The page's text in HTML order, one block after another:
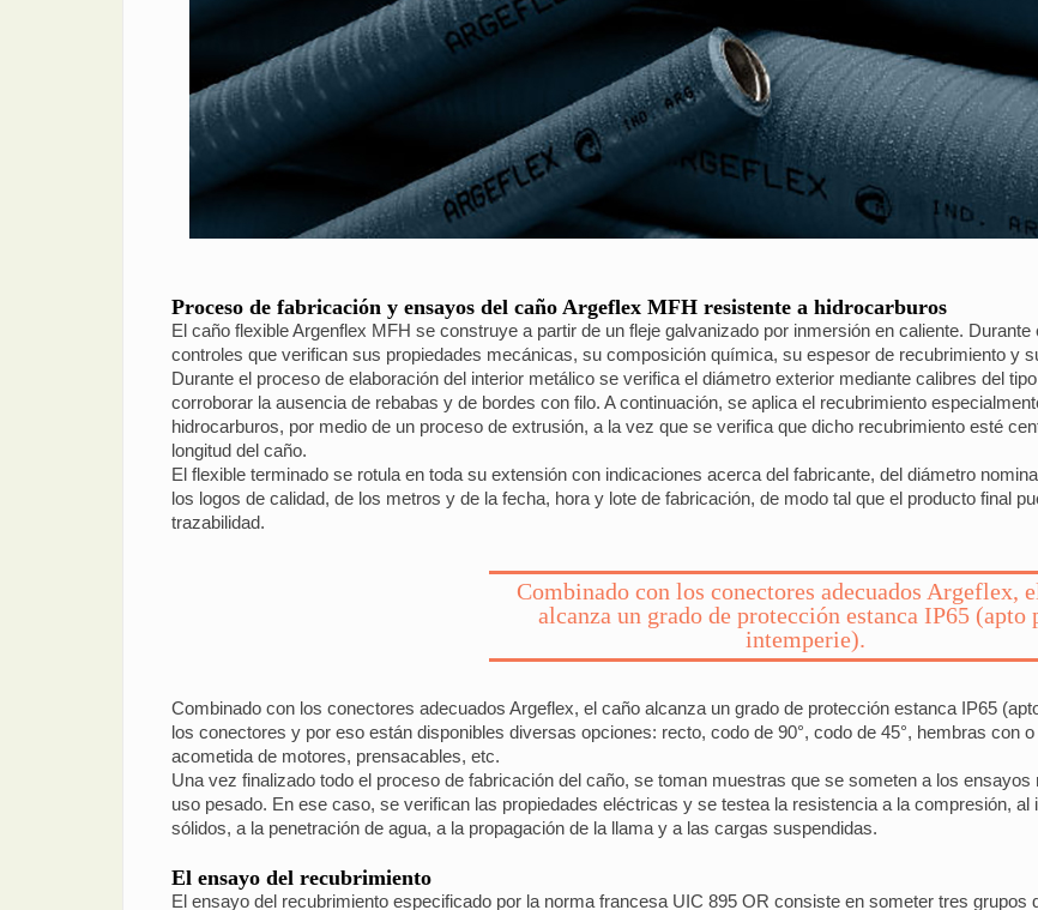
Proceso de fabricación y ensayos del caño Argeflex MFH resistente a hidrocarburos
El caño flexible Argenflex MFH se construye a partir de un fleje galvanizado por inmersión en caliente.
controles que verifican sus propiedades mecánicas, su composición química, su espesor de recubrimiento y
Durante el proceso de elaboración del interior metálico se verifica el diámetro exterior mediante calibres del
corroborar la ausencia de rebabas y de bordes con filo. A continuación, se aplica el recubrimiento
hidrocarburos, por medio de un proceso de extrusión, a la vez que se verifica que dicho recubrimiento esté
longitud del caño.
El flexible terminado se rotula en toda su extensión con indicaciones acerca del fabricante, del diámetro
los logos de calidad, de los metros y de la fecha, hora y lote de fabricación, de modo tal que el producto final
trazabilidad.
Combinado con los conectores adecuados Argeflex,
alcanza un grado de protección estanca IP65 (apto
intemperie).
Combinado con los conectores adecuados Argeflex, el caño alcanza un grado de protección estanca IP65
los conectores y por eso están disponibles diversas opciones: recto, codo de 90°, codo de 45°, hembras con
acometida de motores, prensacables, etc.
Una vez finalizado todo el proceso de fabricación del caño, se toman muestras que se someten a los
uso pesado. En ese caso, se verifican las propiedades eléctricas y se testea la resistencia a la compresión,
sólidos, a la penetración de agua, a la propagación de la llama y a las cargas suspendidas.
El ensayo del recubrimiento
El ensayo del recubrimiento especificado por la norma francesa UIC 895 OR consiste en someter tres